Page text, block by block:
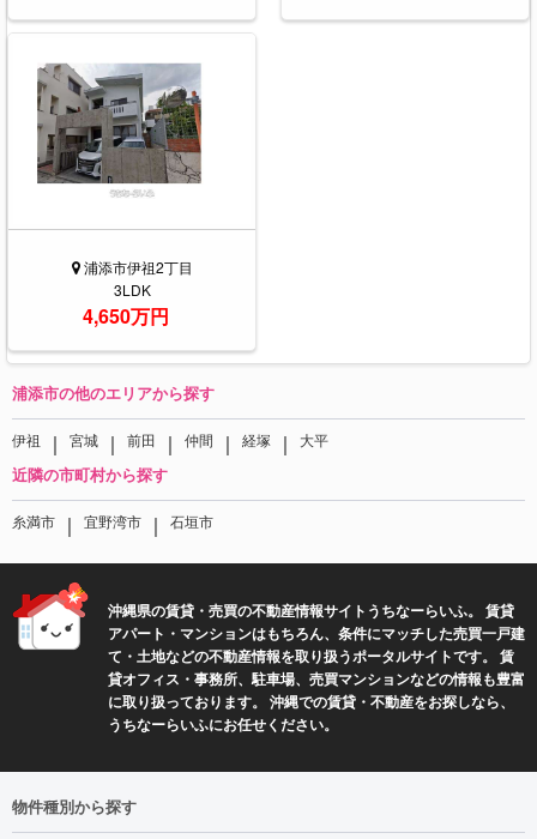
浦添市伊祖2丁目
3LDK
4,650万円
浦添市の他のエリアから探す
伊祖 ｜ 宮城 ｜ 前田 ｜ 仲間 ｜ 経塚 ｜ 大平
近隣の市町村から探す
糸満市 ｜ 宜野湾市 ｜ 石垣市
沖縄県の賃貸・売買の不動産情報サイトうちなーらいふ。 賃貸
アパート・マンションはもちろん、条件にマッチした売買一戸建
て・土地などの不動産情報を取り扱うポータルサイトです。 賃
貸オフィス・事務所、駐車場、売買マンションなどの情報も豊富
に取り扱っております。 沖縄での賃貸・不動産をお探しなら、
うちなーらいふにお任せください。
物件種別から探す